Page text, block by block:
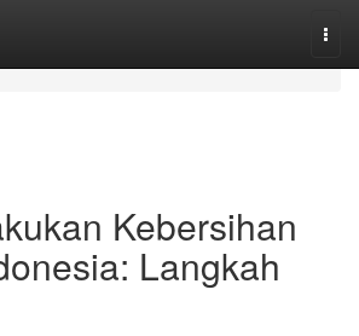
Kebersihan
Langkah